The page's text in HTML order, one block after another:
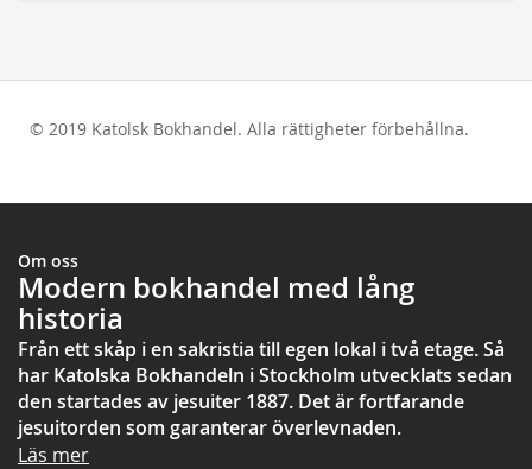
© 2019 Katolsk Bokhandel. Alla rättigheter förbehållna.
Om oss
Modern bokhandel med lång
historia
Från ett skåp i en sakristia till egen lokal i två etage. Så
har Katolska Bokhandeln i Stockholm utvecklats sedan
den startades av jesuiter 1887. Det är fortfarande
jesuitorden som garanterar överlevnaden.
Läs mer